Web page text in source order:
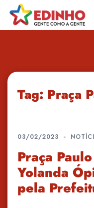
para
o
Tag: Praça
03/02/2023
Praça
Yolanda
pela